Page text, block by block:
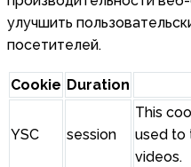
улучшить
посетителей.
Cookie Duration
YSC session
This
used to
videos.